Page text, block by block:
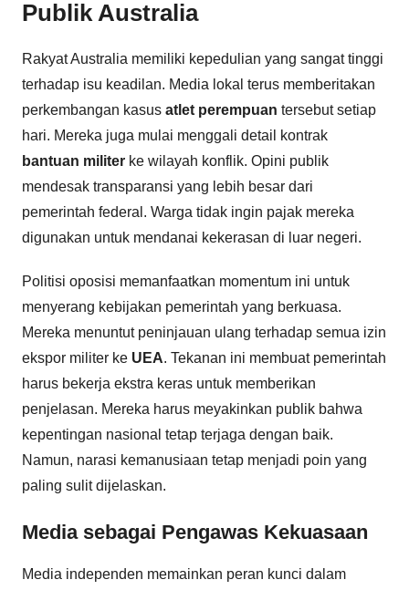
Publik Australia
Rakyat Australia memiliki kepedulian yang sangat tinggi
terhadap isu keadilan. Media lokal terus memberitakan
perkembangan kasus atlet perempuan tersebut setiap
hari. Mereka juga mulai menggali detail kontrak
bantuan militer ke wilayah konflik. Opini publik
mendesak transparansi yang lebih besar dari
pemerintah federal. Warga tidak ingin pajak mereka
digunakan untuk mendanai kekerasan di luar negeri.
Politisi oposisi memanfaatkan momentum ini untuk
menyerang kebijakan pemerintah yang berkuasa.
Mereka menuntut peninjauan ulang terhadap semua izin
ekspor militer ke UEA. Tekanan ini membuat pemerintah
harus bekerja ekstra keras untuk memberikan
penjelasan. Mereka harus meyakinkan publik bahwa
kepentingan nasional tetap terjaga dengan baik.
Namun, narasi kemanusiaan tetap menjadi poin yang
paling sulit dijelaskan.
Media sebagai Pengawas Kekuasaan
Media independen memainkan peran kunci dalam